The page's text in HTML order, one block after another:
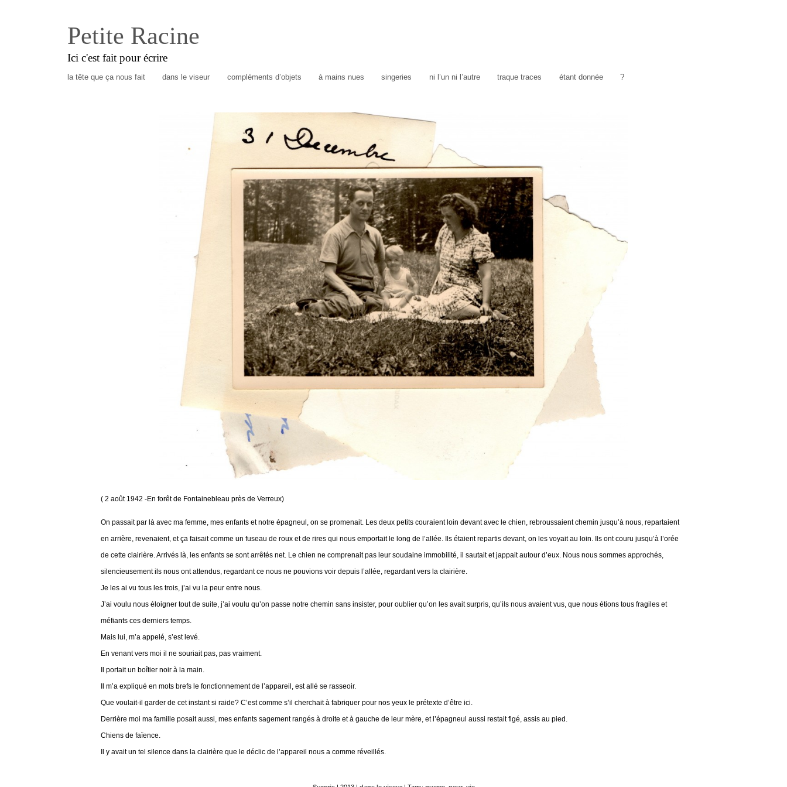
Petite Racine
Ici c'est fait pour écrire
la tête que ça nous fait dans le viseur compléments d’objets à mains nues singeries ni l’un ni l’autre traque traces étant donnée ?
( 2 août 1942 -En forêt de Fontainebleau près de Verreux)
On passait par là avec ma femme, mes enfants et notre épagneul, on se promenait. Les deux petits couraient loin devant avec le chien, rebroussaient chemin jusqu’à nous, repartaient
en arrière, revenaient, et ça faisait comme un fuseau de roux et de rires qui nous emportait le long de l’allée. Ils étaient repartis devant, on les voyait au loin. Ils ont couru jusqu’à l’orée
de cette clairière. Arrivés là, les enfants se sont arrêtés net. Le chien ne comprenait pas leur soudaine immobilité, il sautait et jappait autour d’eux. Nous nous sommes approchés,
silencieusement ils nous ont attendus, regardant ce nous ne pouvions voir depuis l’allée, regardant vers la clairière.
Je les ai vu tous les trois, j’ai vu la peur entre nous.
J’ai voulu nous éloigner tout de suite, j’ai voulu qu’on passe notre chemin sans insister, pour oublier qu’on les avait surpris, qu’ils nous avaient vus, que nous étions tous fragiles et
méfiants ces derniers temps.
Mais lui, m’a appelé, s’est levé.
En venant vers moi il ne souriait pas, pas vraiment.
Il portait un boîtier noir à la main.
Il m’a expliqué en mots brefs le fonctionnement de l’appareil, est allé se rasseoir.
Que voulait-il garder de cet instant si raide? C’est comme s’il cherchait à fabriquer pour nos yeux le prétexte d’être ici.
Derrière moi ma famille posait aussi, mes enfants sagement rangés à droite et à gauche de leur mère, et l’épagneul aussi restait figé, assis au pied.
Chiens de faïence.
Il y avait un tel silence dans la clairière que le déclic de l’appareil nous a comme réveillés.